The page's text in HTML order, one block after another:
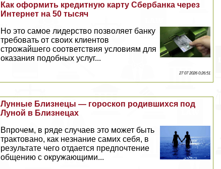
Как оформить кредитную карту Сбербанка через
Интернет на 50 тысяч
Но это самое лидерство позволяет банку
требовать от своих клиентов
строжайшего соответствия условиям для
оказания подобных услуг...
27 07 2026 0:26:51
Лунные Близнецы — гороскоп родившихся под
Луной в Близнецах
Впрочем, в ряде случаев это может быть
тpaктовано, как незнание самих себя, в
результате чего отдается предпочтение
общению с окружающими...